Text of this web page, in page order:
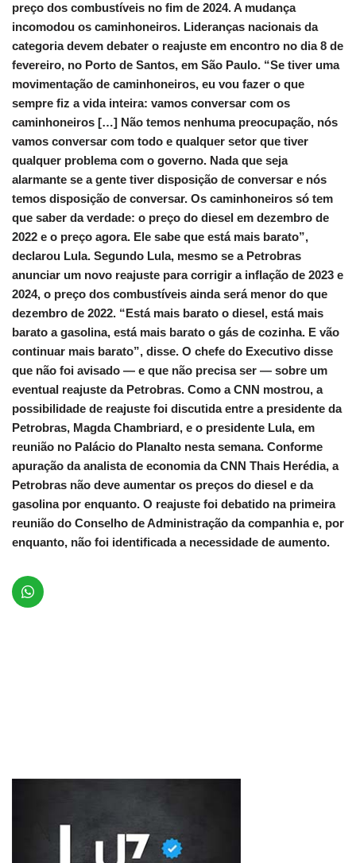
preço dos combustíveis no fim de 2024. A mudança
incomodou os caminhoneiros. Lideranças nacionais da
categoria devem debater o reajuste em encontro no dia 8 de
fevereiro, no Porto de Santos, em São Paulo. “Se tiver uma
movimentação de caminhoneiros, eu vou fazer o que
sempre fiz a vida inteira: vamos conversar com os
caminhoneiros […] Não temos nenhuma preocupação, nós
vamos conversar com todo e qualquer setor que tiver
qualquer problema com o governo. Nada que seja
alarmante se a gente tiver disposição de conversar e nós
temos disposição de conversar. Os caminhoneiros só tem
que saber da verdade: o preço do diesel em dezembro de
2022 e o preço agora. Ele sabe que está mais barato”,
declarou Lula. Segundo Lula, mesmo se a Petrobras
anunciar um novo reajuste para corrigir a inflação de 2023 e
2024, o preço dos combustíveis ainda será menor do que
dezembro de 2022. “Está mais barato o diesel, está mais
barato a gasolina, está mais barato o gás de cozinha. E vão
continuar mais barato”, disse. O chefe do Executivo disse
que não foi avisado — e que não precisa ser — sobre um
eventual reajuste da Petrobras. Como a CNN mostrou, a
possibilidade de reajuste foi discutida entre a presidente da
Petrobras, Magda Chambriard, e o presidente Lula, em
reunião no Palácio do Planalto nesta semana. Conforme
apuração da analista de economia da CNN Thais Herédia, a
Petrobras não deve aumentar os preços do diesel e da
gasolina por enquanto. O reajuste foi debatido na primeira
reunião do Conselho de Administração da companhia e, por
enquanto, não foi identificada a necessidade de aumento.